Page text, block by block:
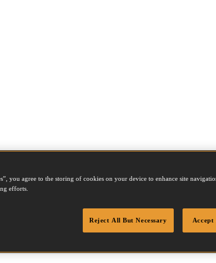
you agree to the storing of cookies on your device to enhance site
efforts.
Reject All But Necessary Accept